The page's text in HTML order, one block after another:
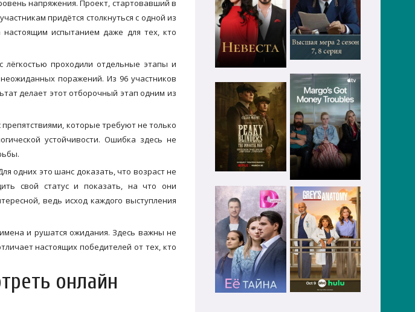
напряжения. Проект, стартовавший в
придётся столкнуться с одной из
испытанием даже для тех, кто
проходили отдельные этапы и
поражений. Из 96 участников
делает этот отборочный этап одним из
которые требуют не только
устойчивости. Ошибка здесь не
одних это шанс доказать, что возраст не
свой статус и показать, на что они
ведь исход каждого выступления
и рушатся ожидания. Здесь важны не
настоящих победителей от тех, кто
онлайн